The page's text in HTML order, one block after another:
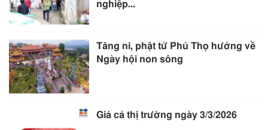
nghiệp...
Tăng ni, phật tử Phú Thọ hướng về
Ngày hội non sông
Giá cả thị trường ngày 3/3/2026